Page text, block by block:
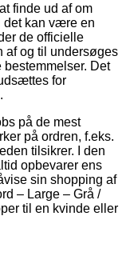
finde ud af om
det kan være en
de officielle
af og til undersøges
Det
for
på de mest
på ordren, f.eks.
tilsikrer. I den
opbevarer ens
sin shopping af
– Large – Grå /
til en kvinde eller